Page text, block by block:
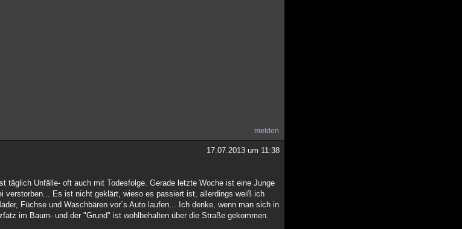
melden
17.07.2013 um 11:38
täglich Unfälle- oft auch mit Todesfolge. Gerade letzte Woche ist eine Junge
verstorben... Es ist nicht geklärt, wieso es passiert ist, allerdings weiß ich
Füchse und Waschbären vor´s Auto laufen... Ich denke, wenn man sich in
im Baum- und der "Grund" ist wohlbehalten über die Straße gekommen.